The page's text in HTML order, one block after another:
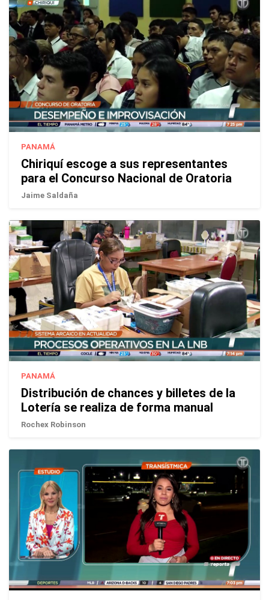
PANAMÁ
Chiriquí escoge a sus representantes
para el Concurso Nacional de Oratoria
Jaime Saldaña
PANAMÁ
Distribución de chances y billetes de la
Lotería se realiza de forma manual
Rochex Robinson